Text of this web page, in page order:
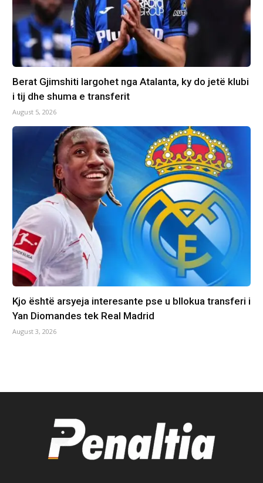
Berat Gjimshiti largohet nga Atalanta, ky do jetë klubi
i tij dhe shuma e transferit
August 5, 2026
Kjo është arsyeja interesante pse u bllokua transferi i
Yan Diomandes tek Real Madrid
August 3, 2026